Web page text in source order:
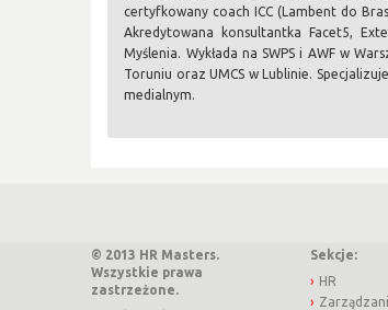
certyfkowany coach ICC (Lambent do
Akredytowana konsultantka Facet5,
Myślenia. Wykłada na SWPS i AWF w
Toruniu oraz UMCS w Lublinie.
medialnym.
© 2013 HR Masters.
Wszystkie prawa
zastrzeżone.
Sekcje:
HR